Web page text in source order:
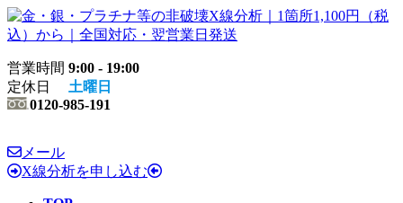
コ
ン
ン
ツ
へ
キ
ッ
ナ
ビ
ー
シ
ョ
に
移
営業時間 9:00 - 19:00
定休日 土曜日
0120-985-191
メール
X線分析を申し込む